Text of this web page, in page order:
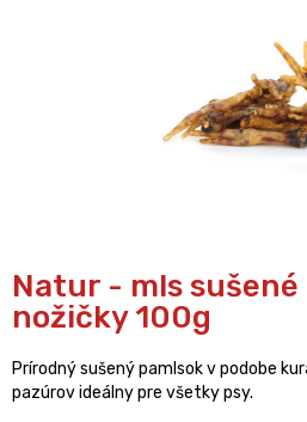
Natur - mls
nožičky 100g
Prírodný sušený pamlsok v podobe
pazúrov ideálny pre všetky psy.